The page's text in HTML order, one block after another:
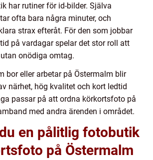
har rutiner för id-bilder. Själva
ofta bara några minuter, och
strax efteråt. För den som jobbar
på vardagar spelar det stor roll att
onödiga omtag.
bor eller arbetar på Östermalm blir
närhet, hög kvalitet och kort ledtid
passar på att ordna körkortsfoto på
med andra ärenden i området.
en pålitlig fotobutik
på Östermalm